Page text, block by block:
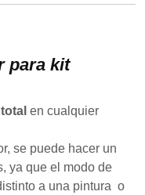
para kit
total en cualquier
se puede hacer un
ya que el modo de
a una pintura o